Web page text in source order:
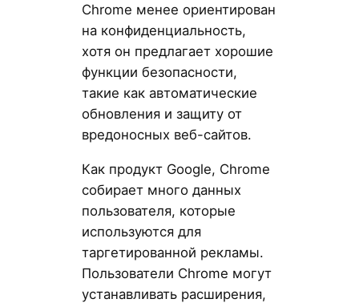
Chrome менее ориентирован
на конфиденциальность,
хотя он предлагает хорошие
функции безопасности,
такие как автоматические
обновления и защиту от
вредоносных веб-сайтов.
Как продукт Google, Chrome
собирает много данных
пользователя, которые
используются для
таргетированной рекламы.
Пользователи Chrome могут
устанавливать расширения,